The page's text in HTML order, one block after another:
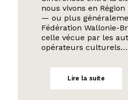
nous vivons en
— ou plus
Fédération Wallonie-
celle vécue par les
opérateurs culturels…
Lire la suite